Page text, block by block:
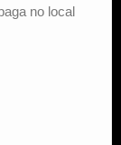
no local